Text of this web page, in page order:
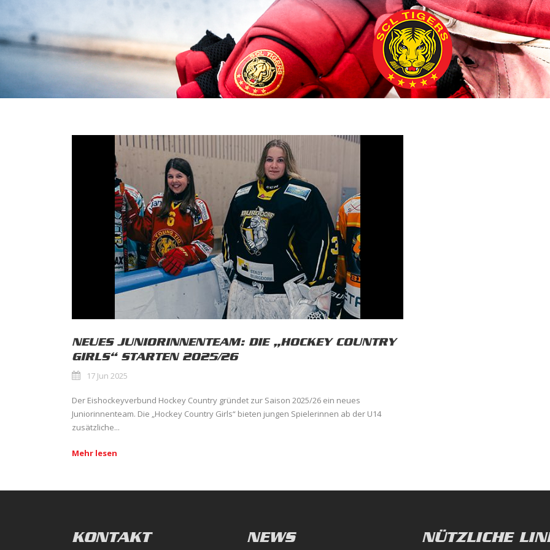
NEUES JUNIORINNENTEAM: DIE „HOCKEY COUNTRY
GIRLS“ STARTEN 2025/26
17 Jun 2025
Der Eishockeyverbund Hockey Country gründet zur Saison 2025/26 ein neues
Juniorinnenteam. Die „Hockey Country Girls“ bieten jungen Spielerinnen ab der U14
zusätzliche...
Mehr lesen
KONTAKT NEWS NÜTZLICHE